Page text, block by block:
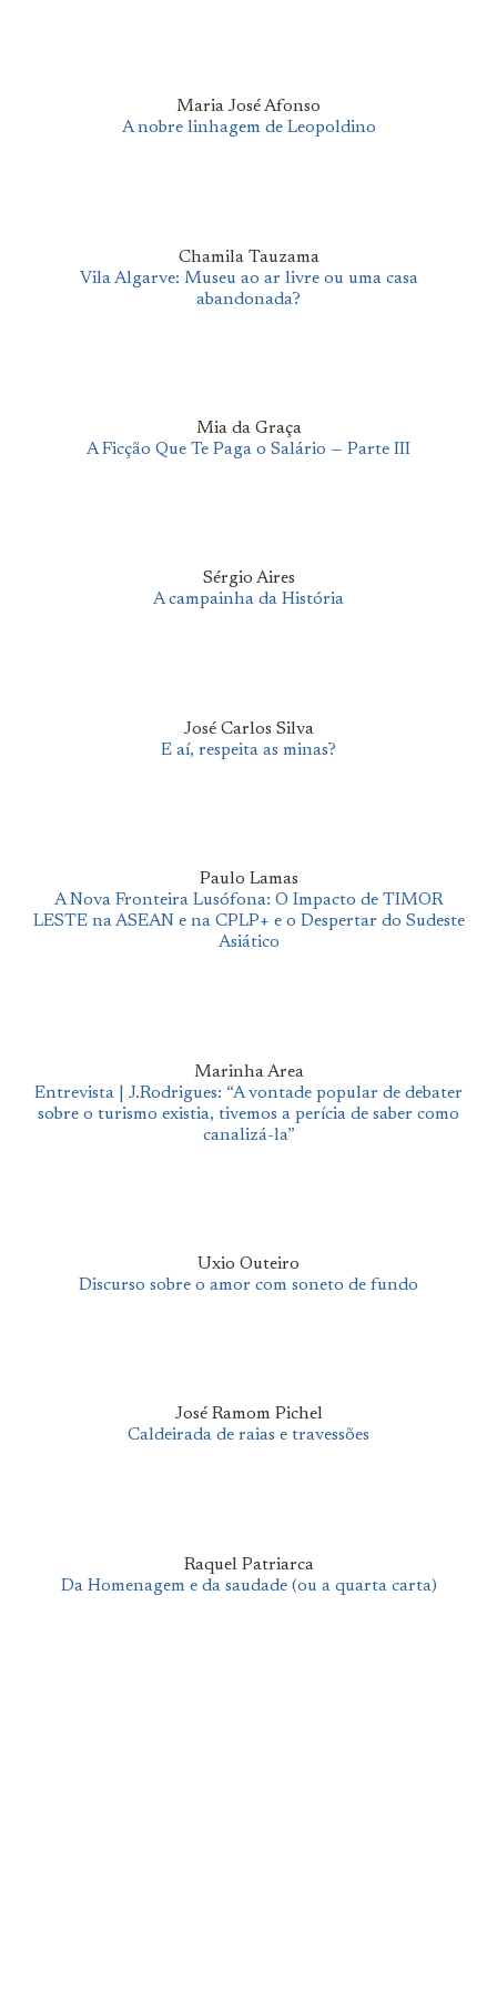
Maria José Afonso
A nobre linhagem de Leopoldino
Chamila Tauzama
Vila Algarve: Museu ao ar livre ou uma casa
abandonada?
Mia da Graça
A Ficção Que Te Paga o Salário — Parte III
Sérgio Aires
A campainha da História
José Carlos Silva
E aí, respeita as minas?
Paulo Lamas
A Nova Fronteira Lusófona: O Impacto de TIMOR
LESTE na ASEAN e na CPLP+ e o Despertar do Sudeste
Asiático
Marinha Area
Entrevista | J.Rodrigues: “A vontade popular de debater
sobre o turismo existia, tivemos a perícia de saber como
canalizá-la”
Uxio Outeiro
Discurso sobre o amor com soneto de fundo
José Ramom Pichel
Caldeirada de raias e travessões
Raquel Patriarca
Da Homenagem e da saudade (ou a quarta carta)